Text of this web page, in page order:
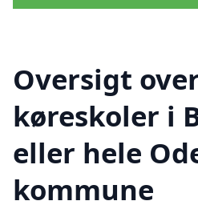
Oversigt
køreskoler i
eller hele
kommune